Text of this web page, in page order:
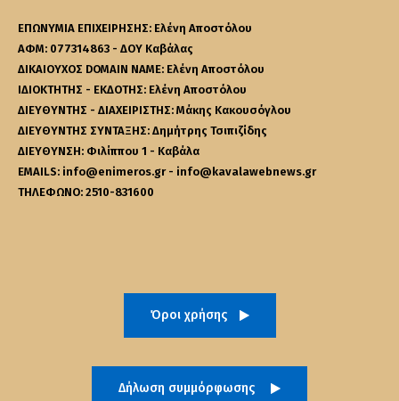
ΕΠΩΝΥΜΙΑ ΕΠΙΧΕΙΡΗΣΗΣ: Ελένη Αποστόλου
ΑΦΜ: 077314863 - ΔΟΥ Καβάλας
ΔΙΚΑΙΟΥΧΟΣ DOMAIN NAME: Ελένη Αποστόλου
ΙΔΙΟΚΤΗΤΗΣ - ΕΚΔΟΤΗΣ: Ελένη Αποστόλου
ΔΙΕΥΘΥΝΤΗΣ - ΔΙΑΧΕΙΡΙΣΤΗΣ: Μάκης Κακουσόγλου
ΔΙΕΥΘΥΝΤΗΣ ΣΥΝΤΑΞΗΣ: Δημήτρης Τσιπιζίδης
ΔΙΕΥΘΥΝΣΗ: Φιλίππου 1 - Καβάλα
EMAILS: info@enimeros.gr - info@kavalawebnews.gr
ΤΗΛΕΦΩΝΟ: 2510-831600
Όροι χρήσης
Δήλωση συμμόρφωσης